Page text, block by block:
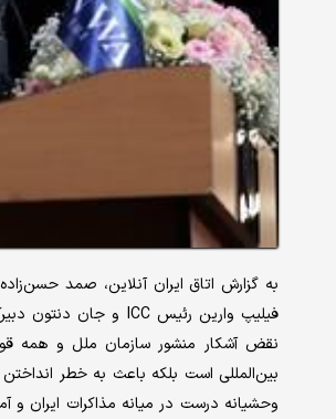
نقض آشکار منشور سازمان ملل و همه
بین‌المللی است بلکه باعث به خطر
وحشیانه درست در میانه مذاکرات ایران